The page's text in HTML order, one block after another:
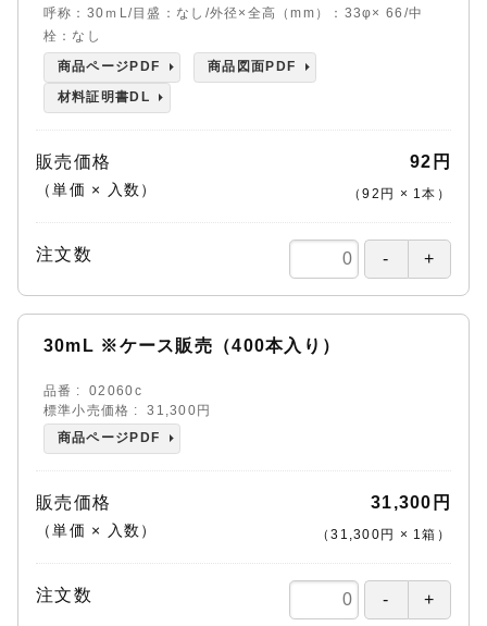
呼称：30ｍL/目盛：なし/外径×全高（mm）：33φ× 66/中
栓：なし
商品ページPDF
商品図面PDF
材料証明書DL
販売価格
（単価 × 入数）
92円
（92円 × 1本 ）
注文数
30mL ※ケース販売（400本入り）
品番
02060c
標準小売価格
31,300円
商品ページPDF
販売価格
（単価 × 入数）
31,300円
（31,300円 × 1箱 ）
注文数